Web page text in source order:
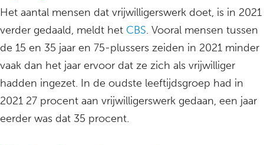
Het aantal mensen dat vrijwilligerswerk doet, is in 2021
verder gedaald, meldt het CBS. Vooral mensen tussen
de 15 en 35 jaar en 75-plussers zeiden in 2021 minder
vaak dan het jaar ervoor dat ze zich als vrijwilliger
hadden ingezet. In de oudste leeftijdsgroep had in
2021 27 procent aan vrijwilligerswerk gedaan, een jaar
eerder was dat 35 procent.